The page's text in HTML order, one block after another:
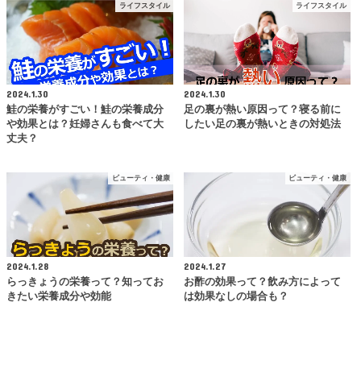
ライフスタイル
2024.1.30
鮭の栄養がすごい！鮭の栄養成分
や効果とは？妊婦さんも食べて大
丈夫？
ライフスタイル
2024.1.30
足の裏が熱い原因って？寝る前に
したい足の裏が熱いときの対処法
ビューティ・健康
2024.1.28
らっきょうの栄養って？知ってお
きたい栄養成分や効能
ビューティ・健康
2024.1.27
お酢の効果って？飲み方によって
は効果なしの場合も？